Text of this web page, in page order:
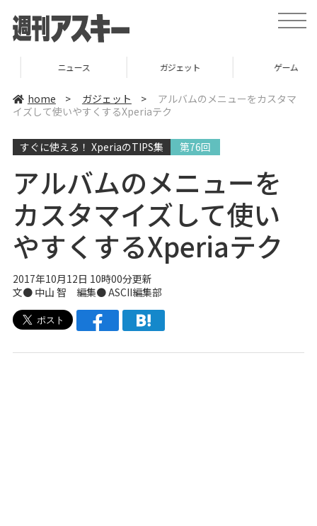
t
o
e
v
ニュース ガジェット ゲーム
home > ガジェット >
アルバムのメニューをカスタマ
イズして使いやすくするXperiaテク
すぐに使える！ XperiaのTIPS集 第76回
アルバムのメニューを
カスタマイズして使い
やすくするXperiaテク
2017年10月12日 10時00分更新
文● 中山 智 編集● ASCII編集部